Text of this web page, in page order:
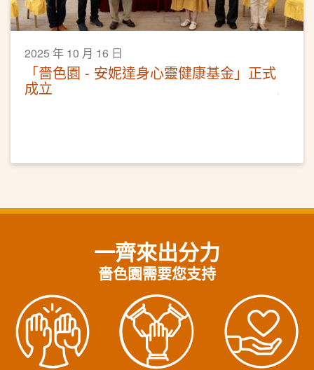
2025 年 10 月 16 日
「嗇色園 - 安妮達身心靈健康基金」正式
成立
一齊來出分力
嗇色園需要您支持